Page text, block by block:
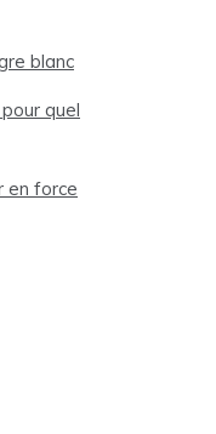
blanc
quel
en force